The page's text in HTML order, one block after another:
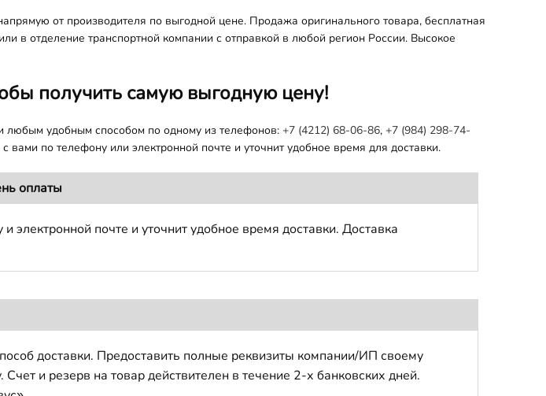
от производителя по выгодной цене. Продажа оригинального товара, бесплатная
в отделение транспортной компании с отправкой в любой регион России. Высокое
получить самую выгодную цену!
любым удобным способом по одному из телефонов: +7 (4212) 68-06-86, +7 (984) 298-74-
по телефону или электронной почте и уточнит удобное время для доставки.
оплаты
почте и уточнит удобное время доставки. Доставка
доставки. Предоставить полные реквизиты компании/ИП своему
и резерв на товар действителен в течение 2-х банковских дней.